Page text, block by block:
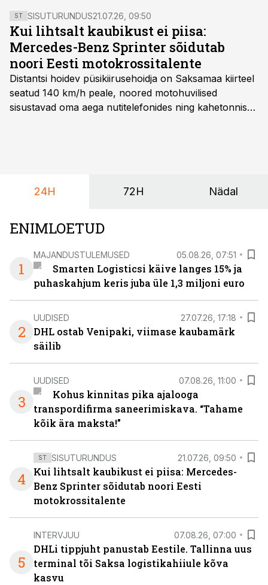
ST SISUTURUNDUS21.07.26, 09:50
Kui lihtsalt kaubikust ei piisa:
Mercedes-Benz Sprinter sõidutab
noori Eesti motokrossitalente
Distantsi hoidev püsikiirusehoidja on Saksamaa kiirteel
seatud 140 km/h peale, noored motohuvilised
sisustavad oma aega nutitelefonides ning kahetonnises
24H 72H Nädal
ENIMLOETUD
1
MAJANDUSTULEMUSED 05.08.26, 07:51
Smarten Logisticsi käive langes 15% ja
puhaskahjum keris juba üle 1,3 miljoni euro
2
UUDISED 27.07.26, 17:18
DHL ostab Venipaki, viimase kaubamärk
säilib
3
UUDISED 07.08.26, 11:00
Kohus kinnitas pika ajalooga
transpordifirma saneerimiskava. “Tahame
kõik ära maksta!”
4
ST SISUTURUNDUS 21.07.26, 09:50
Kui lihtsalt kaubikust ei piisa: Mercedes-
Benz Sprinter sõidutab noori Eesti
motokrossitalente
5
INTERVJUU 07.08.26, 07:00
DHLi tippjuht panustab Eestile. Tallinna uus
terminal tõi Saksa logistikahiiule kõva
kasvu